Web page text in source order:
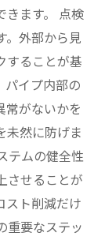
きます。 点検
。外部から見
することが基
パイプ内部の
常がないかを
未然に防げま
テムの健全性
させることが
スト削減だけ
重要なステッ